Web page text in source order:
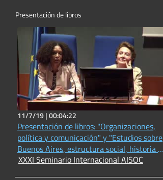
Presentación de libros
11/7/19 |00:04:22
Presentación de libros: "Organizaciones,
política y comunicación" y "Estudios sobre
Buenos Aires, estructura social, historia y
Cultura"
XXXI Seminario Internacional AISOC